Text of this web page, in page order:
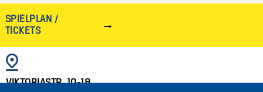
SPIELPLAN /
TICKETS
BILD
VIKTORIASTR. 10-18